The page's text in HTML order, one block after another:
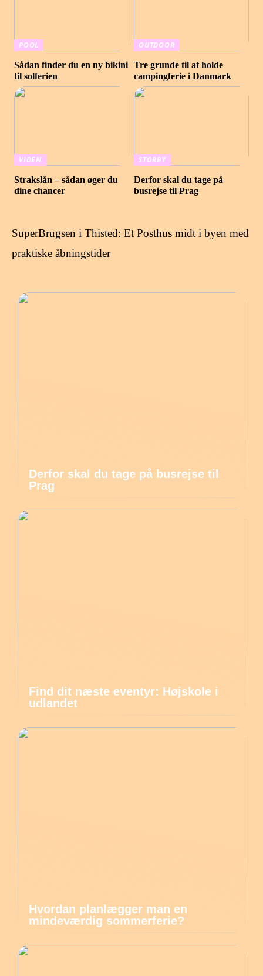
POOL
Sådan finder du en ny bikini
til solferien
OUTDOOR
Tre grunde til at holde
campingferie i Danmark
VIDEN
Strakslån – sådan øger du
dine chancer
STORBY
Derfor skal du tage på
busrejse til Prag
SuperBrugsen i Thisted: Et Posthus midt i byen med
praktiske åbningstider
Derfor skal du tage på busrejse til
Prag
Find dit næste eventyr: Højskole i
udlandet
Hvordan planlægger man en
mindeværdig sommerferie?